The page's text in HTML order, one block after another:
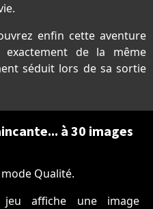
enfin cette aventure
de la même
séduit lors de sa sortie
à 30 images
Qualité.
affiche une image